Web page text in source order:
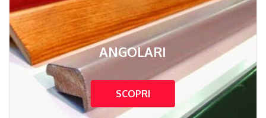
ANGOLARI
SCOPRI